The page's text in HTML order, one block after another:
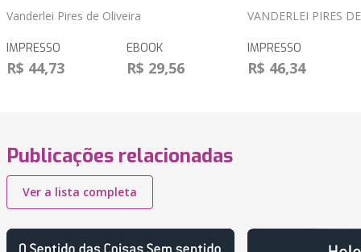
Vanderlei Pires de Oliveira
IMPRESSO
R$ 44,73
EBOOK
R$ 29,56
VANDERLEI PIRES
IMPRESSO
R$ 46,34
Publicações relacionadas
Ver a lista completa